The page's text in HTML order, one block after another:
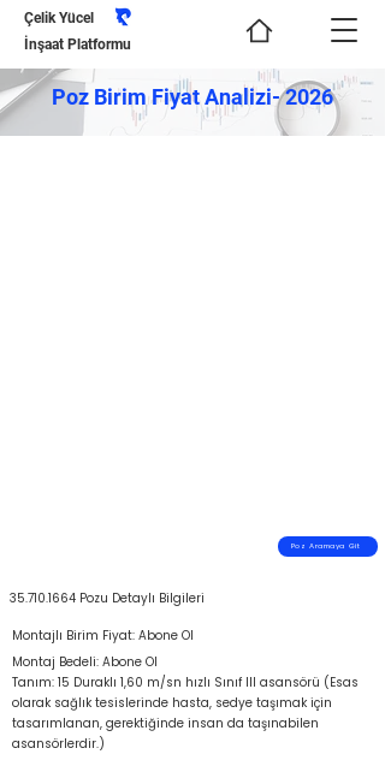
Çelik Yücel
İnşaat Platformu
Poz Birim Fiyat Analizi- 2026
Poz Aramaya Git
35.710.1664 Pozu Detaylı Bilgileri
Montajlı Birim Fiyat: Abone Ol
Montaj Bedeli: Abone Ol
Tanım: 15 Duraklı 1,60 m/sn hızlı Sınıf III asansörü (Esas
olarak sağlık tesislerinde hasta, sedye taşımak için
tasarımlanan, gerektiğinde insan da taşınabilen
asansörlerdir.)